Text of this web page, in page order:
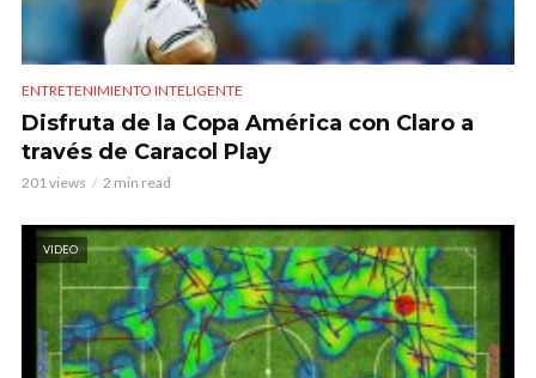
ENTRETENIMIENTO INTELIGENTE
Disfruta de la Copa América con Claro a
través de Caracol Play
201 views 2 min read
VIDEO